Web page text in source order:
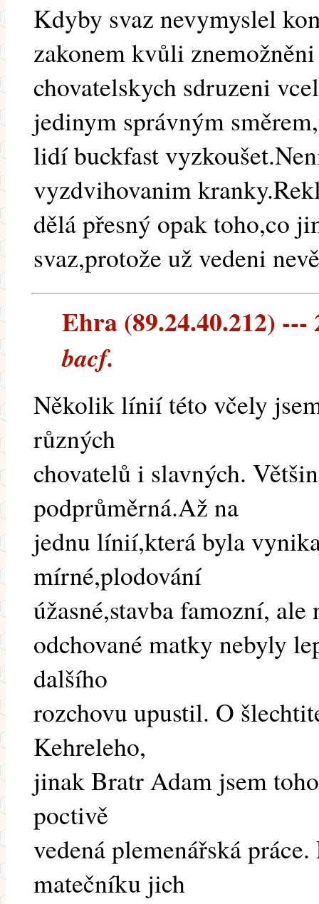
Kdyby svaz nevymyslel
zakonem kvůli
chovatelskych sdruzeni
jedinym správným
lidí buckfast
vyzdvihovanim
dělá přesný opak toho,co
svaz,protože už vedeni
Ehra (89.24.40.212) ---
bacf.
Několik línií této včely
různých
chovatelů i slavných.
podprůměrná.Až na
jednu línií,která byla
mírné,plodování
úžasné,stavba famozní,
odchované matky nebyly
dalšího
rozchovu upustil. O
Kehreleho,
jinak Bratr Adam jsem
poctivě
vedená plemenářská
matečníku jich